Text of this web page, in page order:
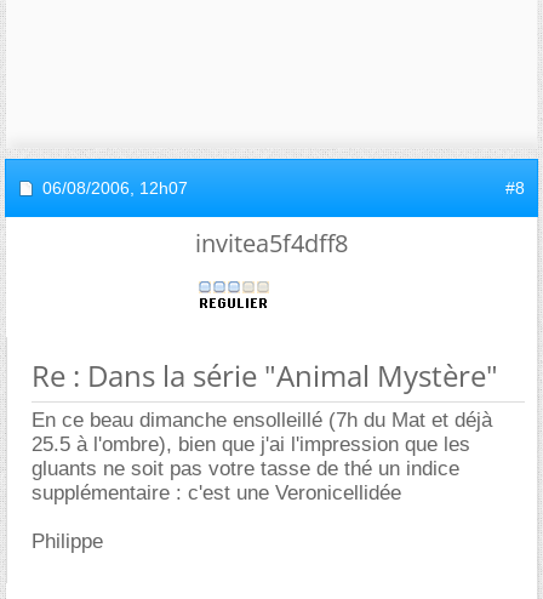
06/08/2006, 12h07 #8
invitea5f4dff8
Re : Dans la série "Animal Mystère"
En ce beau dimanche ensolleillé (7h du Mat et déjà
25.5 à l'ombre), bien que j'ai l'impression que les
gluants ne soit pas votre tasse de thé un indice
supplémentaire : c'est une Veronicellidée
Philippe